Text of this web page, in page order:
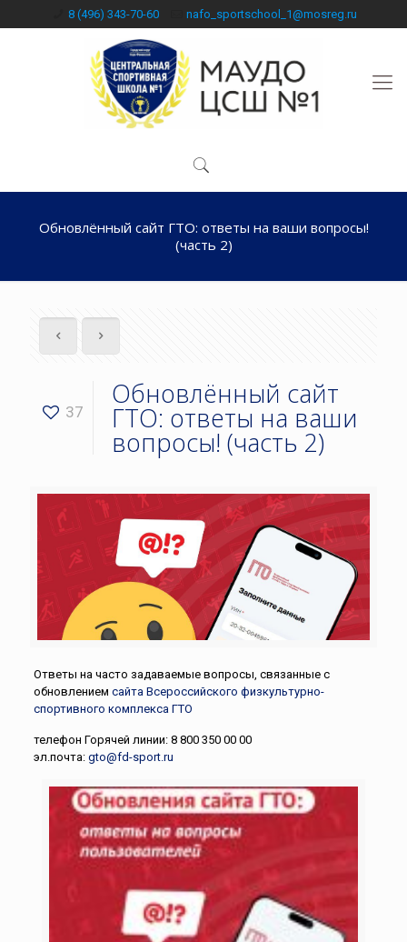
8 (496) 343-70-60 nafo_sportschool_1@mosreg.ru
Обновлённый сайт ГТО: ответы на ваши вопросы!
(часть 2)
37
Обновлённый сайт
ГТО: ответы на ваши
вопросы! (часть 2)
Ответы на часто задаваемые вопросы, связанные с
обновлением сайта Всероссийского физкультурно-
спортивного комплекса ГТО
телефон Горячей линии: 8 800 350 00 00
эл.почта: gto@fd-sport.ru